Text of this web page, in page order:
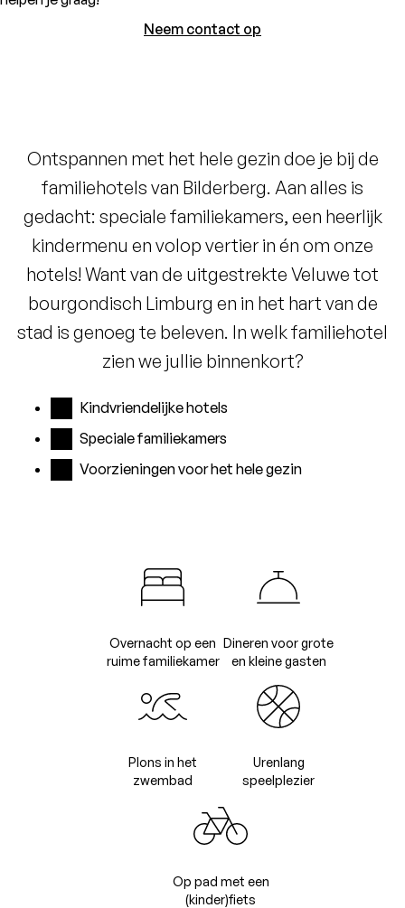
Neem contact op
Ontspannen met het hele gezin doe je bij de
familiehotels van Bilderberg. Aan alles is
gedacht: speciale familiekamers, een heerlijk
kindermenu en volop vertier in én om onze
hotels! Want van de uitgestrekte Veluwe tot
bourgondisch Limburg en in het hart van de
stad is genoeg te beleven. In welk familiehotel
zien we jullie binnenkort?
Kindvriendelijke hotels
Speciale familiekamers
Voorzieningen voor het hele gezin
Overnacht op een
ruime familiekamer
Dineren voor grote
en kleine gasten
Plons in het
zwembad
Urenlang
speelplezier
Op pad met een
(kinder)fiets